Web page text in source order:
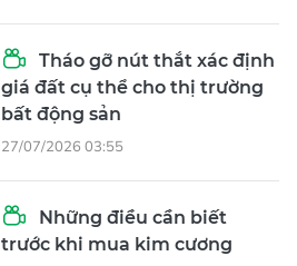
Tháo gỡ nút thắt xác định
giá đất cụ thể cho thị trường
bất động sản
27/07/2026 03:55
Những điều cần biết
trước khi mua kim cương